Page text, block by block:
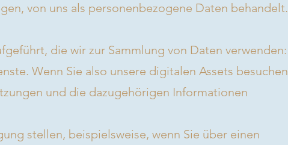
von uns als personenbezogene Daten behandelt.
die wir zur Sammlung von Daten verwenden:
Wenn Sie also unsere digitalen Assets besuchen
und die dazugehörigen Informationen
stellen, beispielsweise, wenn Sie über einen